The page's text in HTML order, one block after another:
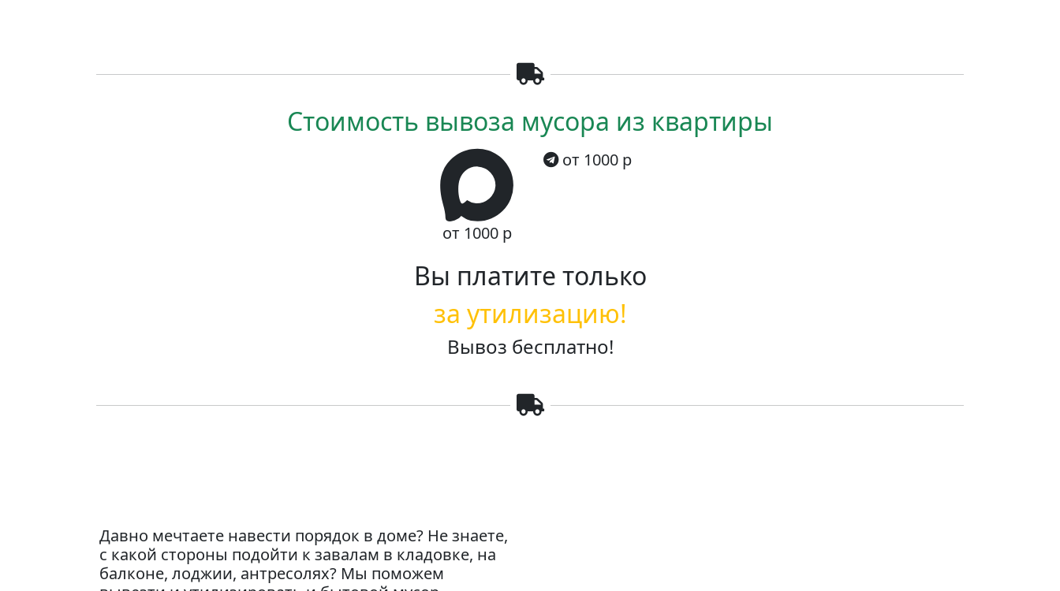
Стоимость вывоза мусора из квартиры
от 1000 р
от 1000 р
Вы платите только
за утилизацию!
Вывоз бесплатно!
Давно мечтаете навести порядок в доме? Не знаете,
с какой стороны подойти к завалам в кладовке, на
балконе, лоджии, антресолях? Мы поможем